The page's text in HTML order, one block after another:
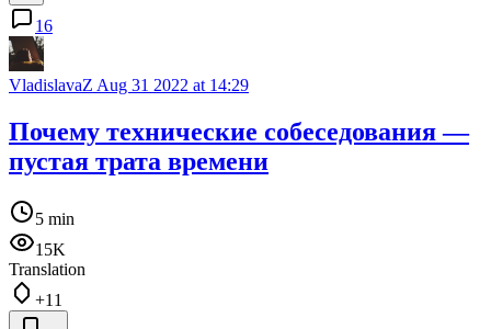
16
VladislavaZ Aug 31 2022 at 14:29
Почему технические собеседования —
пустая трата времени
5 min
15K
Translation
+11